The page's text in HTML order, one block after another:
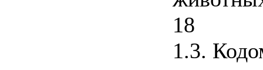
18
1.3.